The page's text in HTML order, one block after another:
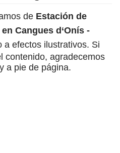
de Estación de
Cangues d‘Onís -
a efectos ilustrativos. Si
contenido, agradecemos
a pie de página.